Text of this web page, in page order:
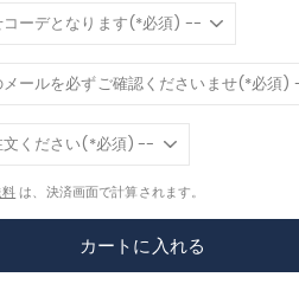
は、決済画面で計算されます。
カートに入れる